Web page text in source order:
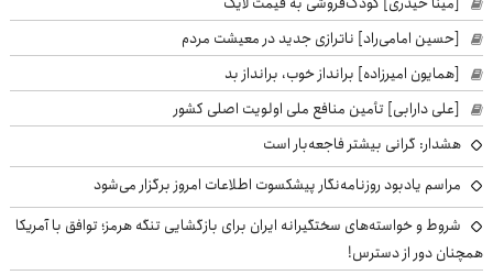
[حسین امامی‌راد] ناترازی جدید در معیشت مردم
[همایون امیرزاده] برانداز خوب، برانداز بد
[علی دارابی] تأمین منافع ملی اولویت اصلی کشور
هشدار: گرانی بیشتر فاجعه‌بار است
مراسم یادبود روزنامه‌نگار پیشکسوت اطلاعات امروز برگزار می‌شود
شروط و خواسته‌های سختگیرانه ایران برای بازگشایی تنگه هرمز؛ توافق با آمریکا
همچنان دور از دسترس!